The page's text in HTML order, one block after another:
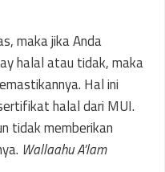
maka jika Anda
halal atau tidak, maka
Hal ini
halal dari MUI.
tidak memberikan
Wallaahu A’lam